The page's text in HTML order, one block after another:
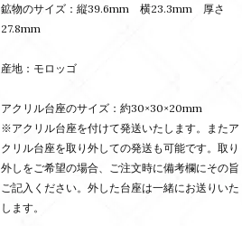
鉱物のサイズ：縦39.6mm 横23.3mm 厚さ
27.8mm
産地：モロッゴ
アクリル台座のサイズ：約30×30×20mm
※アクリル台座を付けて発送いたします。またア
クリル台座を取り外しての発送も可能です。取り
外しをご希望の場合、ご注文時に備考欄にその旨
ご記入ください。外した台座は一緒にお送りいた
します。